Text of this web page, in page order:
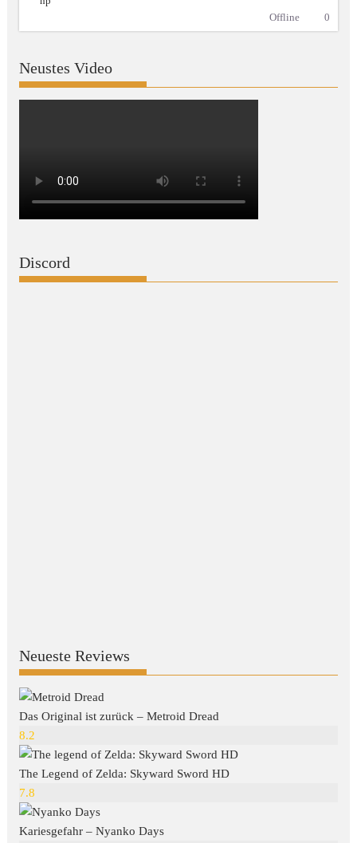
Offline
0
Neustes Video
Discord
Neueste Reviews
Das Original ist zurück – Metroid Dread
8.2
The Legend of Zelda: Skyward Sword HD
7.8
Kariesgefahr – Nyanko Days